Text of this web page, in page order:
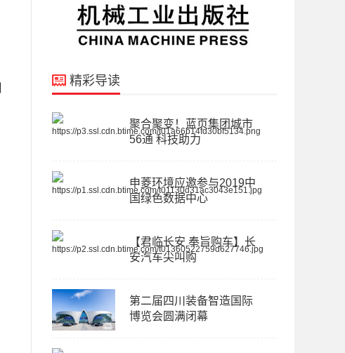
精彩导读
聚合聚变！蓝页集团城市
56通 科技助力
申菱环境应邀参与2019中
国绿色数据中心
【君临长安 奉旨购车】长
安汽车尖叫购
第二届四川装备智造国际
博览会圆满闭幕